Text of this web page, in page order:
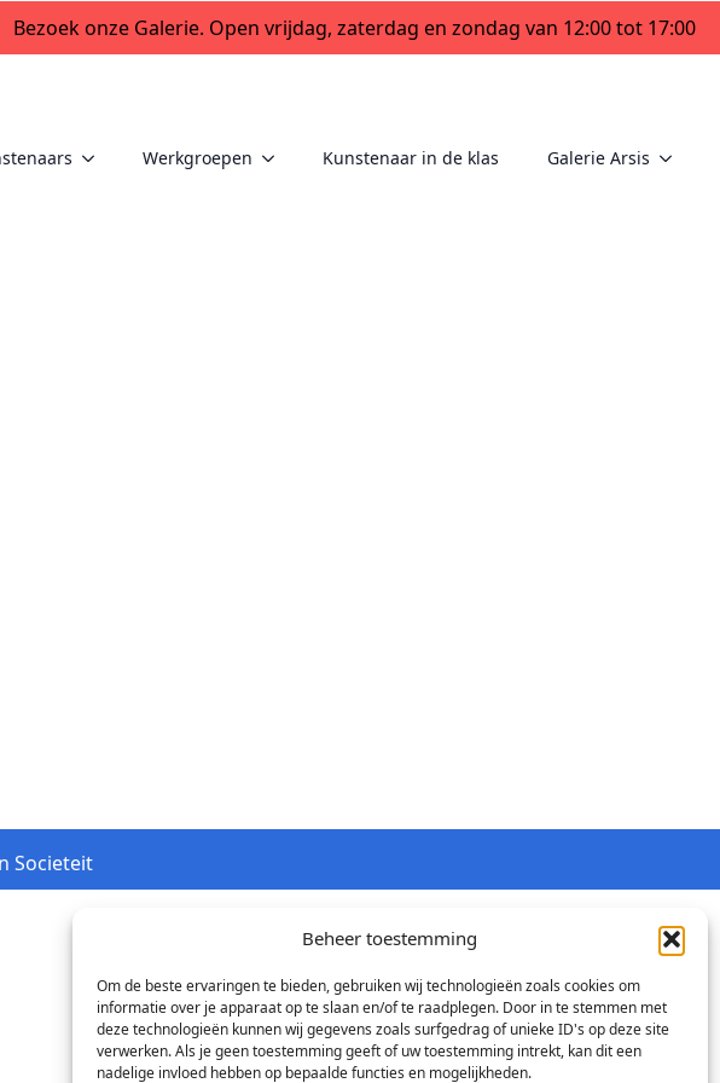
Beheer toestemming
Om de beste ervaringen te bieden, gebruiken wij technologieën zoals cookies om
informatie over je apparaat op te slaan en/of te raadplegen. Door in te stemmen met
deze technologieën kunnen wij gegevens zoals surfgedrag of unieke ID's op deze site
verwerken. Als je geen toestemming geeft of uw toestemming intrekt, kan dit een
nadelige invloed hebben op bepaalde functies en mogelijkheden.
Bezoek onze Galerie. Open vrijdag, zaterdag en zondag van 12:00 tot 17:00
Werkgroepen Kunstenaar in de klas Galerie Arsis
Societeit